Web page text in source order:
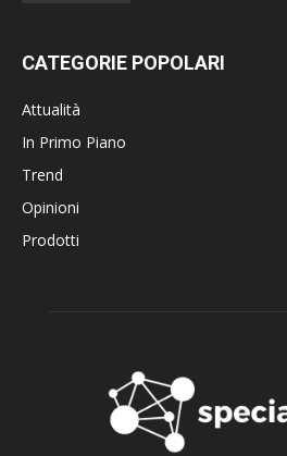
CATEGORIE POPOLARI
Attualità
In Primo Piano
Trend
Opinioni
Prodotti